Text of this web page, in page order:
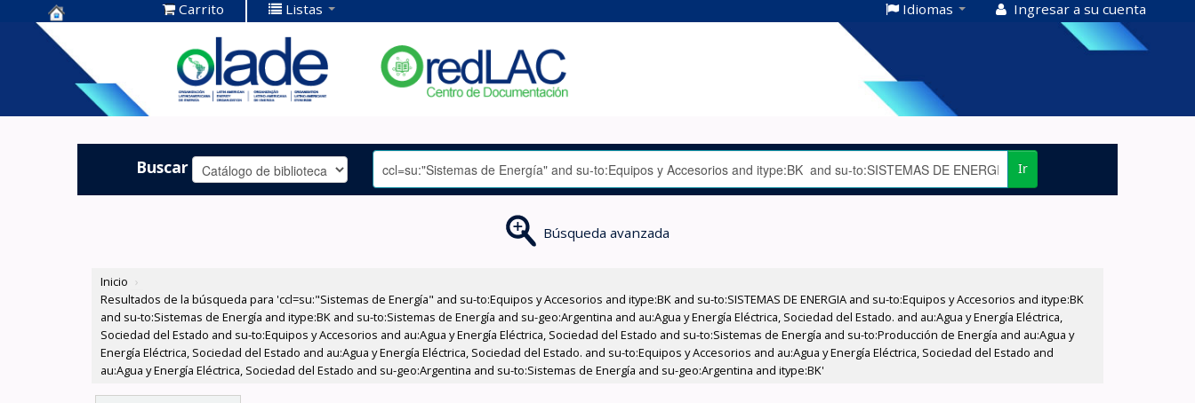
Centro de
Documentación
OLADE -
Carrito Listas Idiomas Ingresar a su cuenta
Buscar Ir
Búsqueda avanzada
Inicio ›
Resultados de la búsqueda para 'ccl=su:"Sistemas de Energía" and su-to:Equipos y Accesorios and itype:BK and su-to:SISTEMAS DE ENERGIA and su-to:Equipos y Accesorios and itype:BK
and su-to:Sistemas de Energía and itype:BK and su-to:Sistemas de Energía and su-geo:Argentina and au:Agua y Energía Eléctrica, Sociedad del Estado. and au:Agua y Energía Eléctrica,
Sociedad del Estado and su-to:Equipos y Accesorios and au:Agua y Energía Eléctrica, Sociedad del Estado and su-to:Sistemas de Energía and su-to:Producción de Energía and au:Agua y
Energía Eléctrica, Sociedad del Estado and au:Agua y Energía Eléctrica, Sociedad del Estado. and su-to:Equipos y Accesorios and au:Agua y Energía Eléctrica, Sociedad del Estado and
au:Agua y Energía Eléctrica, Sociedad del Estado and su-geo:Argentina and su-to:Sistemas de Energía and su-geo:Argentina and itype:BK'